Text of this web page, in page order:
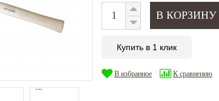
Купить в 1 клик
В избранное К сравнению